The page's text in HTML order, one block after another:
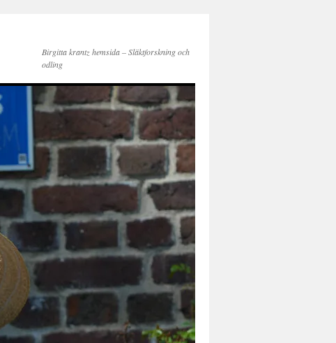
Birgitta krantz hemsida – Släktforskning och
odling